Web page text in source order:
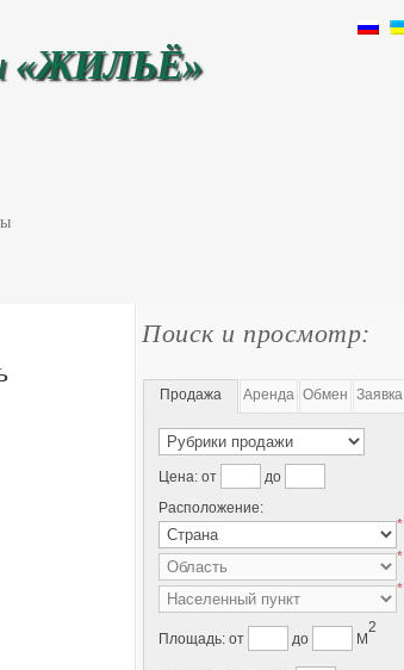
«ЖИЛЬЁ»
Поиск и просмотр:
Продажа Аренда Обмен Заявка
Цена: от
до
Расположение:
*
*
*
Площадь: от до M
2